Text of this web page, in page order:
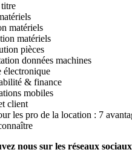
matériels
matériels
pièces
données machines
électronique
& finance
mobiles
client
les pro de la location : 7
nous sur les réseaux sociaux